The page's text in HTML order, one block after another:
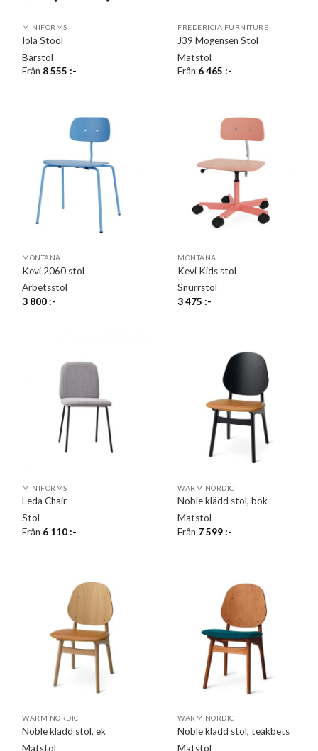
MINIFORMS
Iola Stool
Barstol
Från 8 555:-
FREDERICIA FURNITURE
J39 Mogensen Stol
Matstol
Från 6 465:-
MONTANA
Kevi 2060 stol
Arbetsstol
3 800:-
MONTANA
Kevi Kids stol
Snurrstol
3 475:-
MINIFORMS
Leda Chair
Stol
Från 6 110:-
WARM NORDIC
Noble klädd stol, bok
Matstol
Från 7 599:-
WARM NORDIC
Noble klädd stol, ek
Matstol
WARM NORDIC
Noble klädd stol, teakbets
Matstol